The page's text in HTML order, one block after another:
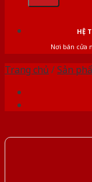
HỆ
Nơi bán cửa
Trang chủ /Sản